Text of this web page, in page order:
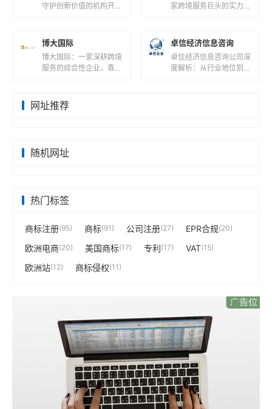
守护创新价值的机构开
领域，世野知识产权正以
专业化服务守...
家跨境服务巨头的实力与
浪潮席卷商业领域的今
天...
博大国际
博大国际：一家深耕跨境
服务的综合性企业，靠谱
境扩张与个人海外资产配
置需求激增...
卓信经济信息咨询
卓信经济信息咨询公司深
度解析：从行业地位到服
网址推荐
随机网址
热门标签
商标注册(95) 商标(91) 公司注册(27) EPR合规(20)
欧洲电商(20) 美国商标(17) 专利(17) VAT(15)
欧洲站(12) 商标侵权(11)